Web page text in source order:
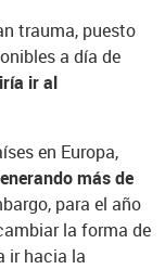
trauma, puesto
a día de
ir al
en Europa,
más de
para el año
la forma de
ir hacia la